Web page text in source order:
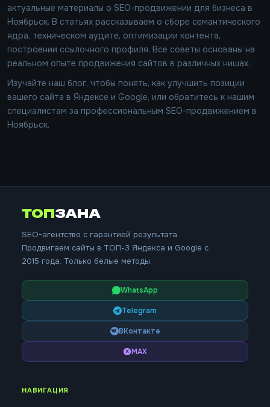
актуальные материалы о SEO-продвижении для бизнеса в
Ноябрьск. В статьях рассказываем о сборе семантического
ядра, техническом аудите, оптимизации контента,
построении ссылочного профиля. Все советы основаны на
реальном опыте продвижения сайтов в различных нишах.
Изучайте наш блог, чтобы понять, как улучшить позиции
вашего сайта в Яндексе и Google, или обратитесь к нашим
специалистам за профессиональным SEO-продвижением в
Ноябрьск.
ТОПЗАНА
SEO-агентство с гарантией результата.
Продвигаем сайты в ТОП-3 Яндекса и Google с
2015 года. Только белые методы.
WhatsApp
Telegram
ВКонтакте
MAX
НАВИГАЦИЯ